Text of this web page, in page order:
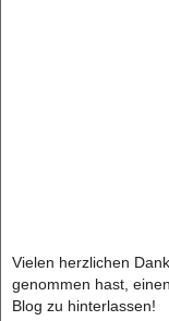
Vielen herzlichen
genommen hast,
Blog zu hinterlassen!